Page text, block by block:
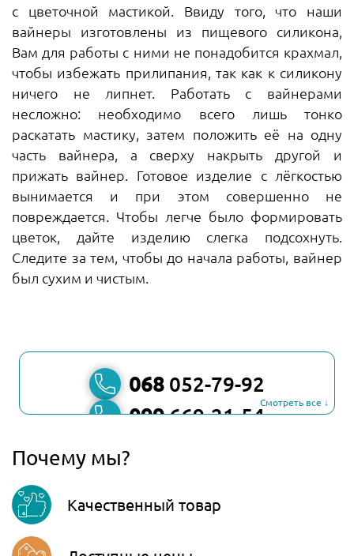
с цветочной мастикой. Ввиду того, что наши
вайнеры изготовлены из пищевого силикона,
Вам для работы с ними не понадобится крахмал,
чтобы избежать прилипания, так как к силикону
ничего не липнет. Работать с вайнерами
несложно: необходимо всего лишь тонко
раскатать мастику, затем положить её на одну
часть вайнера, а сверху накрыть другой и
прижать вайнер. Готовое изделие с лёгкостью
вынимается и при этом совершенно не
повреждается. Чтобы легче было формировать
цветок, дайте изделию слегка подсохнуть.
Следите за тем, чтобы до начала работы, вайнер
был сухим и чистым.
068 052-79-92
099669-21-54
067
Telegram
Смотреть все ↓
Почему мы?
Качественный товар